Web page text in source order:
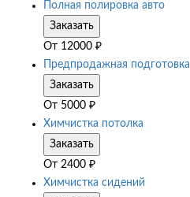
Полная полировка авто
Заказать
От 12000 ₽
Предпродажная подготовка
Заказать
От 5000 ₽
Химчистка потолка
Заказать
От 2400 ₽
Химчистка сидений